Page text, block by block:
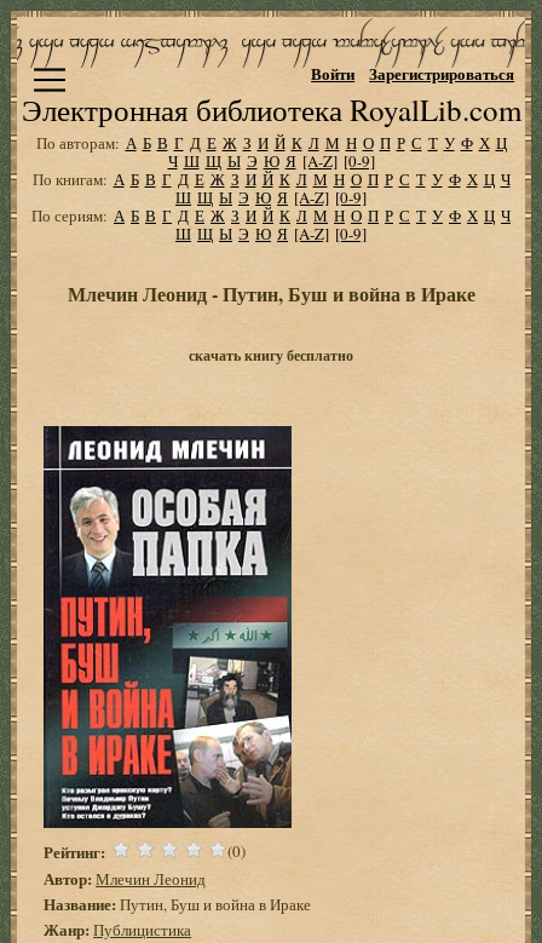
Электронная библиотека RoyalLib.com
Войти Зарегистрироваться
По авторам: А Б В Г Д Е Ж З И Й К Л М Н О П Р С Т У Ф Х Ц
Ч Ш Щ Ы Э Ю Я [A-Z] [0-9]
По книгам: А Б В Г Д Е Ж З И Й К Л М Н О П Р С Т У Ф Х Ц Ч
Ш Щ Ы Э Ю Я [A-Z] [0-9]
По сериям: А Б В Г Д Е Ж З И Й К Л М Н О П Р С Т У Ф Х Ц Ч
Ш Щ Ы Э Ю Я [A-Z] [0-9]
Млечин Леонид - Путин, Буш и война в Ираке
скачать книгу бесплатно
Рейтинг: (0)
Автор: Млечин Леонид
Название: Путин, Буш и война в Ираке
Жанр: Публицистика